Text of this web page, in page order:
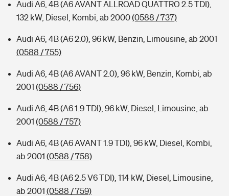
Audi A6, 4B (A6 AVANT ALLROAD QUATTRO 2.5 TDI),
132 kW, Diesel, Kombi, ab 2000(0588 / 737)
Audi A6, 4B (A6 2.0), 96 kW, Benzin, Limousine, ab 2001
(0588 / 755)
Audi A6, 4B (A6 AVANT 2.0), 96 kW, Benzin, Kombi, ab
2001 (0588 / 756)
Audi A6, 4B (A6 1.9 TDI), 96 kW, Diesel, Limousine, ab
2001 (0588 / 757)
Audi A6, 4B (A6 AVANT 1.9 TDI), 96 kW, Diesel, Kombi,
ab 2001 (0588 / 758)
Audi A6, 4B (A6 2.5 V6 TDI), 114 kW, Diesel, Limousine,
ab 2001 (0588 / 759)